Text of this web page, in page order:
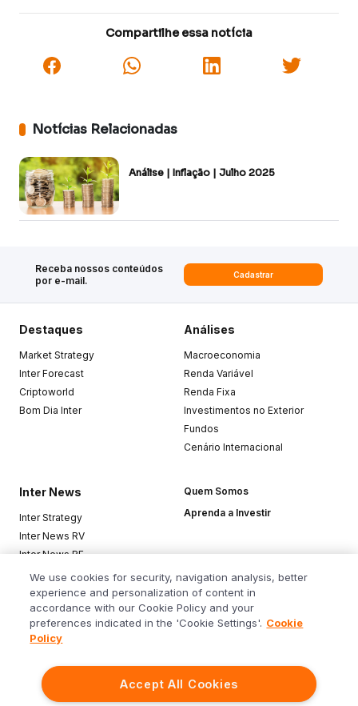
Compartilhe essa notícia
Notícias Relacionadas
Análise | Inflação | Julho 2025
Receba nossos conteúdos
por e-mail.
Cadastrar
Destaques
Market Strategy
Inter Forecast
Criptoworld
Bom Dia Inter
Análises
Macroeconomia
Renda Variável
Renda Fixa
Investimentos no Exterior
Fundos
Cenário Internacional
Inter News
Inter Strategy
Inter News RV
Inter News RF
Top Funds
Quem Somos
Aprenda a Investir
Baixe o app
We use cookies for security, navigation analysis, better
experience and personalization of content in
accordance with our Cookie Policy and your
preferences indicated in the 'Cookie Settings'. Cookie
Policy
Accept All Cookies